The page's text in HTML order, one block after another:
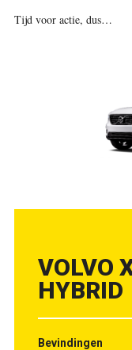
Tijd voor actie, dus…
VOLVO
HYBRID
Bevindingen